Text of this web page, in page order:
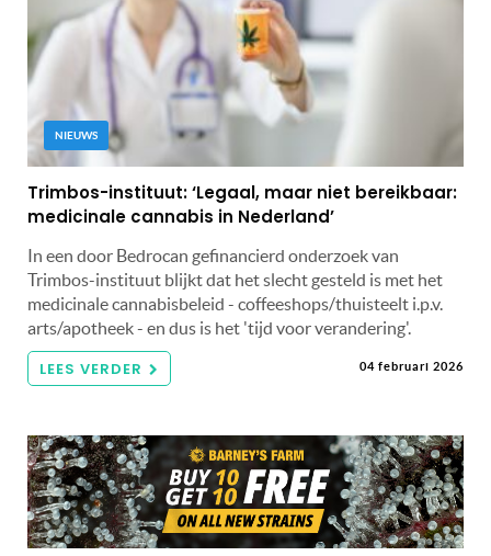
NIEUWS
Trimbos-instituut: ‘Legaal, maar niet bereikbaar:
medicinale cannabis in Nederland’
In een door Bedrocan gefinancierd onderzoek van
Trimbos-instituut blijkt dat het slecht gesteld is met het
medicinale cannabisbeleid - coffeeshops/thuisteelt i.p.v.
arts/apotheek - en dus is het 'tijd voor verandering'.
LEES VERDER 04 februari 2026